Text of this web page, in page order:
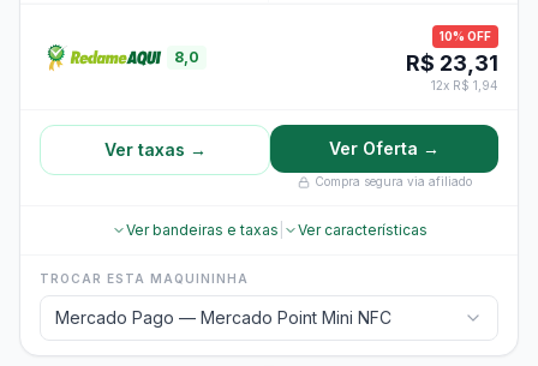
8,0
10% OFF
R$ 23,31
12x R$ 1,94
Ver taxas → Ver Oferta →
Compra segura via afiliado
Ver bandeiras e taxas Ver características
TROCAR ESTA MAQUININHA
Mercado Pago — Mercado Point Mini NFC